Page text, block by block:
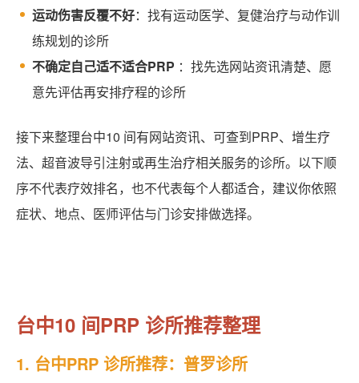
运动伤害反覆不好：找有运动医学、复健治疗与动作训
练规划的诊所
不确定自己适不适合PRP ：找先选网站资讯清楚、愿
意先评估再安排疗程的诊所
接下来整理台中10 间有网站资讯、可查到PRP、增生疗
法、超音波导引注射或再生治疗相关服务的诊所。以下顺
序不代表疗效排名，也不代表每个人都适合，建议你依照
症状、地点、医师评估与门诊安排做选择。
台中10 间PRP 诊所推荐整理
1. 台中PRP 诊所推荐：普罗诊所